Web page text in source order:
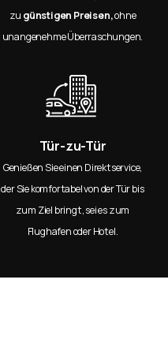
zu günstigen Preisen,ohne
unangenehme Überraschungen.
Tür-zu-Tür
Genießen Sie einen Direktservice,
der Sie komfortabel von der Tür bis
zum Ziel bringt, sei es zum
Flughafen oder Hotel.